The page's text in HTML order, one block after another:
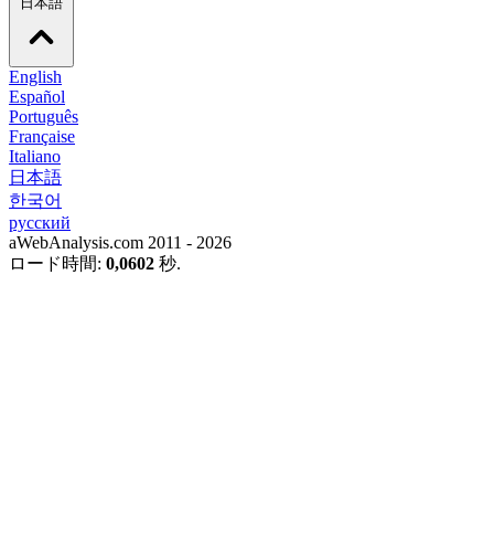
English
Español
Português
Française
Italiano
日本語
한국어
русский
aWebAnalysis.com 2011 - 2026
ロード時間: 0,0602 秒.